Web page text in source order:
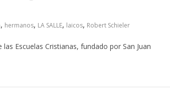
, hermanos, LA SALLE, laicos, Robert Schieler
Escuelas Cristianas, fundado por San Juan